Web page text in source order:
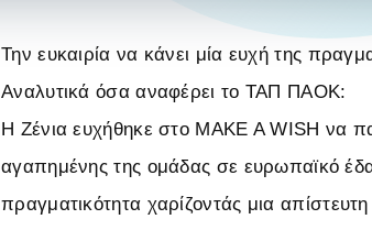
Την ευκαιρία να κάνει μία ευχή της
Αναλυτικά όσα αναφέρει το ΤΑΠ ΠΑΟΚ:
Η Ζένια ευχήθηκε στο MAKE A WISH να
αγαπημένης της ομάδας σε ευρωπαϊκό
πραγματικότητα χαρίζοντάς μια απίστευτη